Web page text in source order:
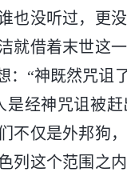
也没听过，更
就借着末世这
：“神既然咒诅
是经神咒诅被
不仅是外邦狗
列这个范围之